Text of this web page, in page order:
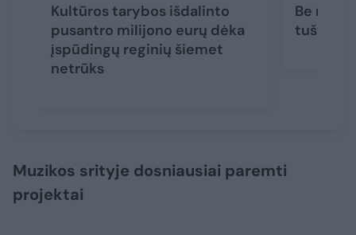
Kultūros tarybos išdalinto
pusantro milijono eurų dėka
įspūdingų reginių šiemet
netrūks
Be
tuštesnė
Muzikos srityje dosniausiai paremti
projektai